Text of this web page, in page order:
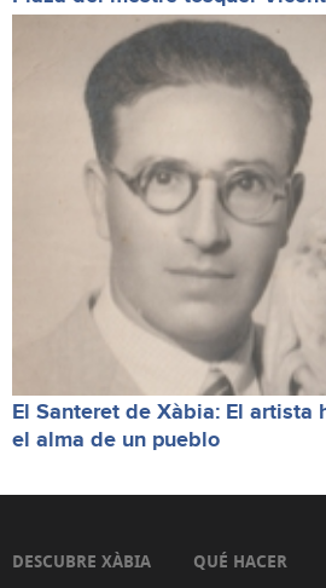
El Santeret de Xàbia: El artista
el alma de un pueblo
DESCUBRE XÀBIA QUÉ HACER